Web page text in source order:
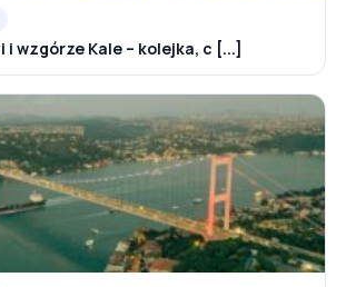
i wzgórze Kale – kolejka, c [...]